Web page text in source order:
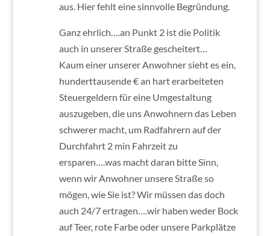
aus. Hier fehlt eine sinnvolle Begründung.
Ganz ehrlich….an Punkt 2 ist die Politik
auch in unserer Straße gescheitert…
Kaum einer unserer Anwohner sieht es ein,
hunderttausende € an hart erarbeiteten
Steuergeldern für eine Umgestaltung
auszugeben, die uns Anwohnern das Leben
schwerer macht, um Radfahrern auf der
Durchfahrt 2 min Fahrzeit zu
ersparen….was macht daran bitte Sinn,
wenn wir Anwohner unsere Straße so
mögen, wie Sie ist? Wir müssen das doch
auch 24/7 ertragen….wir haben weder Bock
auf Teer, rote Farbe oder unsere Parkplätze